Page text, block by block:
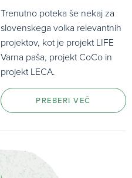
Trenutno poteka še nekaj za
slovenskega volka relevantnih
projektov, kot je projekt LIFE
Varna paša, projekt CoCo in
projekt LECA.
PREBERI VEČ